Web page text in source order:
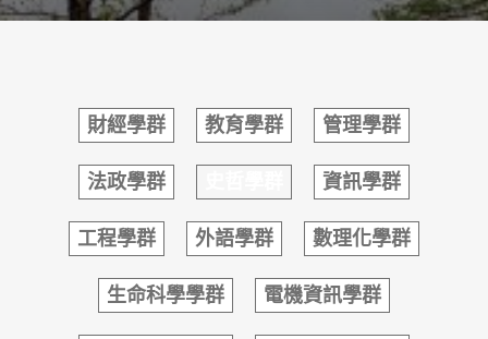
財經學群 教育學群 管理學群
法政學群 資訊學群
工程學群 外語學群 數理化學群
生命科學學群 電機資訊學群